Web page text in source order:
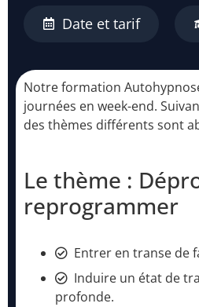
Date et tarif
Notre formation
journées en week-end.
des thèmes différents sont
Le thème :
reprogrammer
Entrer en transe de
Induire un état de
profonde.